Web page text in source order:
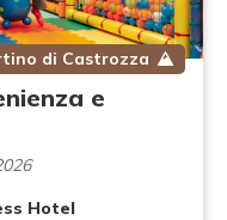
di Castrozza
e
Hotel